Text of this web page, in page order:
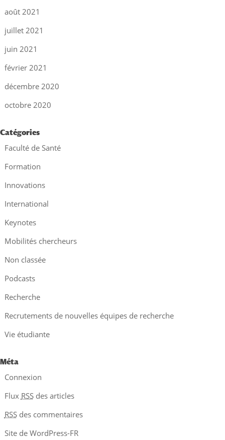
août 2021
juillet 2021
juin 2021
février 2021
décembre 2020
octobre 2020
Catégories
Faculté de Santé
Formation
Innovations
International
Keynotes
Mobilités chercheurs
Non classée
Podcasts
Recherche
Recrutements de nouvelles équipes de recherche
Vie étudiante
Méta
Connexion
Flux RSSdes articles
RSSdes commentaires
Site de WordPress-FR